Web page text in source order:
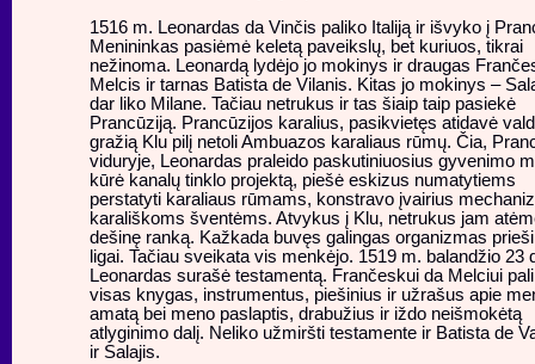
1516 m. Leonardas da Vinčis paliko Italiją ir išvyko į
Menininkas pasiėmė keletą paveikslų, bet kuriuos, tikrai
nežinoma. Leonardą lydėjo jo mokinys ir draugas
Melcis ir tarnas Batista de Vilanis. Kitas jo mokinys –
dar liko Milane. Tačiau netrukus ir tas šiaip taip pasiekė
Prancūziją. Prancūzijos karalius, pasikvietęs atidavė
gražią Klu pilį netoli Ambuazos karaliaus rūmų. Čia,
viduryje, Leonardas praleido paskutiniuosius gyvenimo
kūrė kanalų tinklo projektą, piešė eskizus numatytiems
perstatyti karaliaus rūmams, konstravo įvairius
karališkoms šventėms. Atvykus į Klu, netrukus jam
dešinę ranką. Kažkada buvęs galingas organizmas
ligai. Tačiau sveikata vis menkėjo. 1519 m. balandžio 23
Leonardas surašė testamentą. Frančeskui da Melciui
visas knygas, instrumentus, piešinius ir užrašus apie
amatą bei meno paslaptis, drabužius ir iždo neišmokėtą
atlyginimo dalį. Neliko užmiršti testamente ir Batista de
ir Salajis.